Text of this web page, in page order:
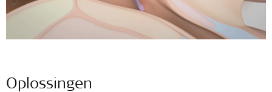
Oplossingen